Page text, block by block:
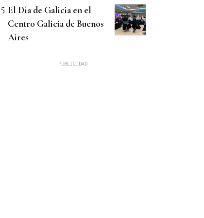
El Día de Galicia en el
Centro Galicia de Buenos
Aires